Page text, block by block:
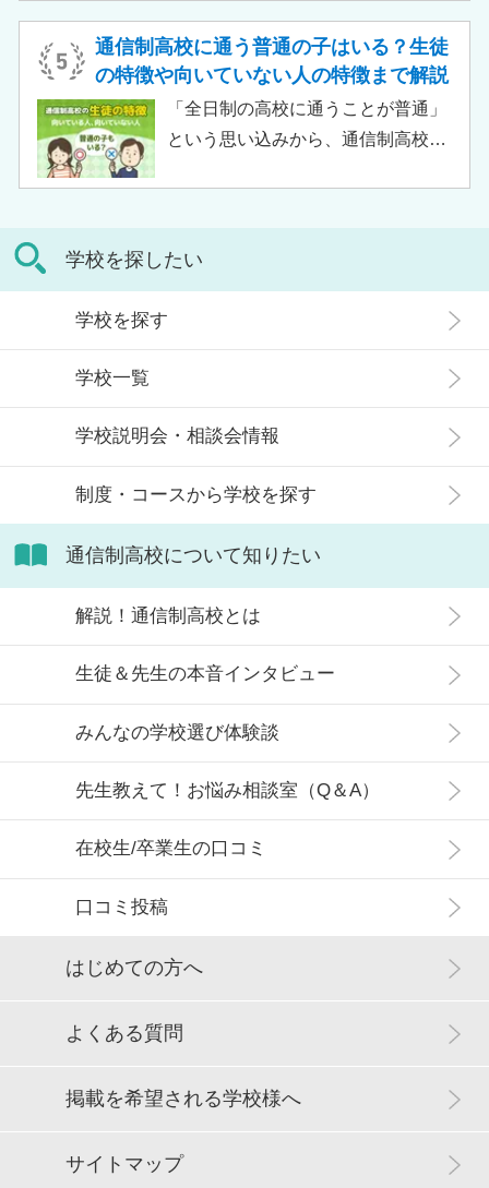
でしょう。 この記事では、サポート
校の特徴や通信制高校との違い、メ
リット・デメリットについて解説し
ます。
がある人もいるのではないでしょう
か。 結論から言うと、通信制高校に
行ったからといって「人生終了」で
は決してありません。通信制高校で
の記事では、通信制高校に行くこと
が人生終わりではない理由や、通う
せた高校選びについて解説します。
通信制高校に通う普通の子はいる？生徒
の特徴や向いていない人の特徴まで解説
「全日制の高校に通うことが普通」
という思い込みから、通信制高校へ
生徒」などが通う学校という、先入
観がある人もいるかもしれません。
増加傾向にあり、さまざまな生徒が
在籍しています。 この記事では、通
信制高校にはどのような生徒が通っ
ているかや、通信制高校に向いてい
ます。
学校を探したい
学校を探す
学校一覧
学校説明会・相談会情報
制度・コースから学校を探す
通信制高校について知りたい
解説！通信制高校とは
生徒＆先生の本音インタビュー
みんなの学校選び体験談
先生教えて！お悩み相談室（Q＆A）
在校生/卒業生の口コミ
口コミ投稿
はじめての方へ
よくある質問
掲載を希望される学校様へ
サイトマップ